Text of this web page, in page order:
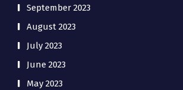
September 2023
August 2023
July 2023
June 2023
May 2023